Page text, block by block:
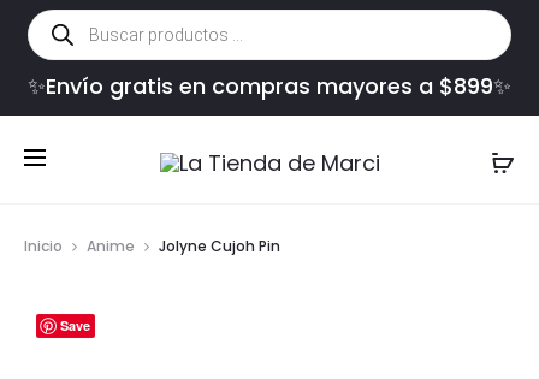
Búsqueda
de
productos
✨Envío gratis en compras mayores a $899✨
Inicio Anime Jolyne Cujoh Pin
Save